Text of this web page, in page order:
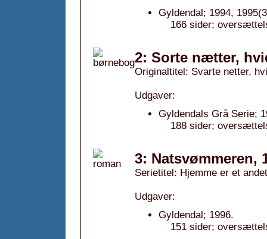
Gyldendal; 1994,
166 sider;
2: Sorte nætter,
Originaltitel: Svarte netter,
Udgaver:
Gyldendals Grå Serie;
188 sider;
3: Natsvømmeren,
Serietitel: Hjemme er et
Udgaver:
Gyldendal; 1996.
151 sider;